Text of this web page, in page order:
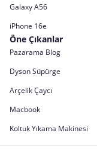
Galaxy A56
iPhone 16e
Öne Çıkanlar
Pazarama Blog
Dyson Süpürge
Arçelik Çaycı
Macbook
Koltuk Yıkama Makinesi